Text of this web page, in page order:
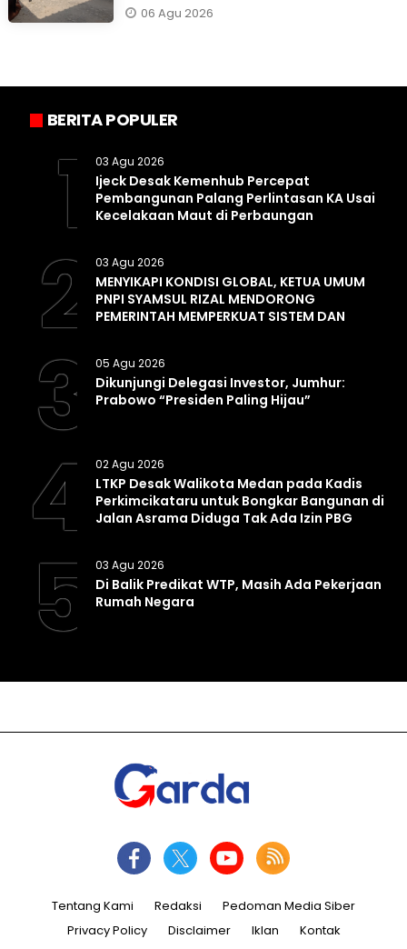
06 Agu 2026
BERITA POPULER
1 03 Agu 2026
Ijeck Desak Kemenhub Percepat
Pembangunan Palang Perlintasan KA Usai
Kecelakaan Maut di Perbaungan
2 03 Agu 2026
MENYIKAPI KONDISI GLOBAL, KETUA UMUM
PNPI SYAMSUL RIZAL MENDORONG
PEMERINTAH MEMPERKUAT SISTEM DAN
3 05 Agu 2026
Dikunjungi Delegasi Investor, Jumhur:
Prabowo “Presiden Paling Hijau”
4 02 Agu 2026
LTKP Desak Walikota Medan pada Kadis
Perkimcikataru untuk Bongkar Bangunan di
Jalan Asrama Diduga Tak Ada Izin PBG
5 03 Agu 2026
Di Balik Predikat WTP, Masih Ada Pekerjaan
Rumah Negara
Tentang Kami Redaksi
Pedoman Media Siber
Privacy Policy
Disclaimer Iklan Kontak